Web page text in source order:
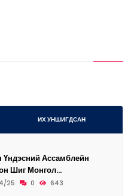
ИХ УНШИГДСАН
Ассамблейн
Шиг Монгол...
25 0 643